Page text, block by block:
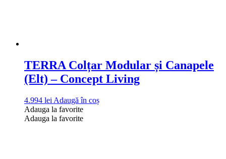
TERRA Colțar Modular și Canapele
(Elt) – Concept Living
4.994 lei Adaugă în coș
Adauga la favorite
Adauga la favorite